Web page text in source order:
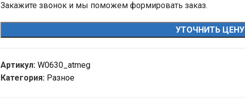
Закажите звонок и мы поможем формировать заказ.
УТОЧНИТЬ ЦЕНУ
Артикул: W0630_atmeg
Категория: Разное